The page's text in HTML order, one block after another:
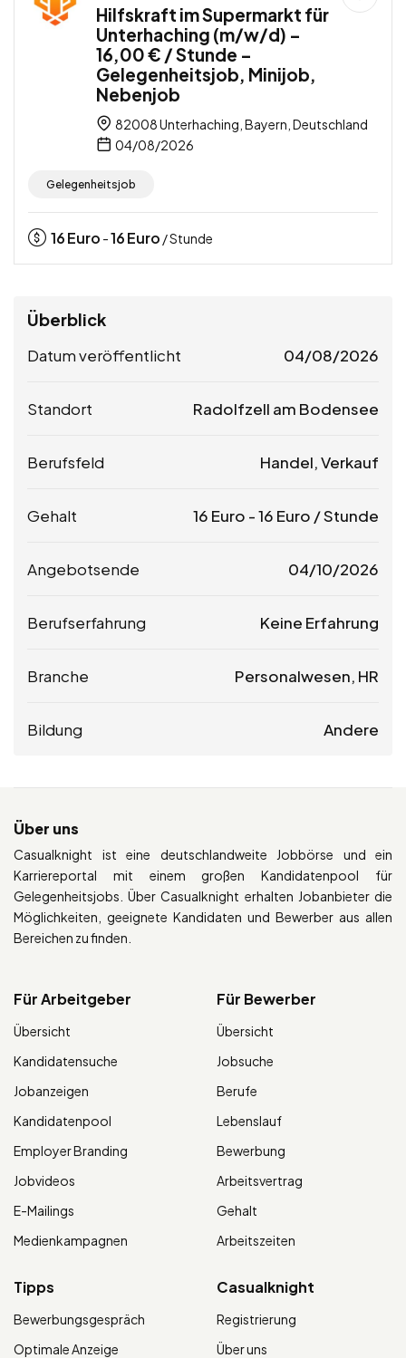
Hilfskraft im Supermarkt für
Unterhaching (m/w/d) –
16,00 € / Stunde –
Gelegenheitsjob, Minijob,
Nebenjob
82008 Unterhaching, Bayern, Deutschland
04/08/2026
Gelegenheitsjob
16Euro -16Euro / Stunde
Überblick
Datum veröffentlicht 04/08/2026
Standort Radolfzell am Bodensee
Berufsfeld Handel, Verkauf
Gehalt 16 Euro -16 Euro / Stunde
Angebotsende 04/10/2026
Berufserfahrung Keine Erfahrung
Branche Personalwesen, HR
Bildung Andere
Über uns
Casualknight ist eine deutschlandweite Jobbörse und ein
Karriereportal mit einem großen Kandidatenpool für
Gelegenheitsjobs. Über Casualknight erhalten Jobanbieter die
Möglichkeiten, geeignete Kandidaten und Bewerber aus allen
Bereichen zu finden.
Für Arbeitgeber
Übersicht
Kandidatensuche
Jobanzeigen
Kandidatenpool
Employer Branding
Jobvideos
E-Mailings
Medienkampagnen
Für Bewerber
Übersicht
Jobsuche
Berufe
Lebenslauf
Bewerbung
Arbeitsvertrag
Gehalt
Arbeitszeiten
Tipps
Bewerbungsgespräch
Optimale Anzeige
Casualknight
Registrierung
Über uns